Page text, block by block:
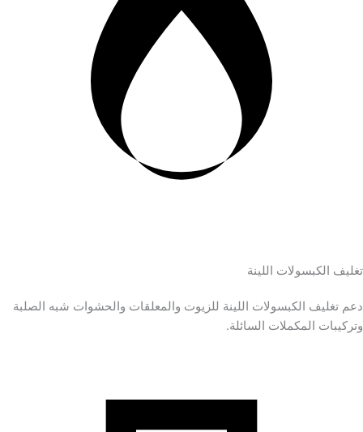
تغليف الكبسولات اللينة
دعم تغليف الكبسولات اللينة للزيوت والمعلقات والحشوات شبه الصلبة
وتركيبات المكملات السائلة.